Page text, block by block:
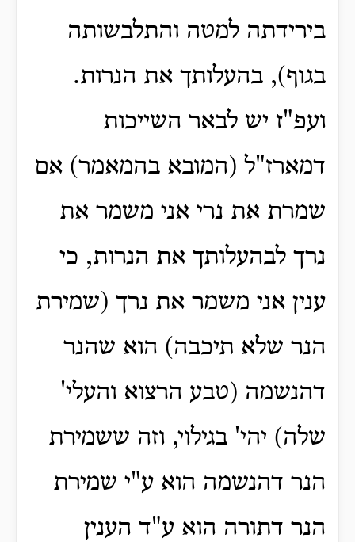
בירידתה למטה והתלבשותה
בגוף), בהעלותך את הנרות.
ועפ"ז יש לבאר השייכות
דמארז"ל (המובא בהמאמר) אם
שמרת את נרי אני משמר את
נרך לבהעלותך את הנרות, כי
ענין אני משמר את נרך (שמירת
הנר שלא תיכבה) הוא שהנר
דהנשמה (טבע הרצוא והעלי'
שלה) יהי' בגילוי, וזה ששמירת
הנר דהנשמה הוא ע"י שמירת
הנר דתורה הוא ע"ד הענין